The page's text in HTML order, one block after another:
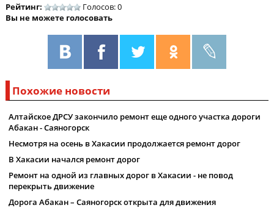
Рейтинг:
Голосов: 0
Вы не можете голосовать
Похожие новости
Алтайское ДРСУ закончило ремонт еще одного участка дороги
Абакан - Саяногорск
Несмотря на осень в Хакасии продолжается ремонт дорог
В Хакасии начался ремонт дорог
Ремонт на одной из главных дорог в Хакасии - не повод
перекрыть движение
Дорога Абакан – Саяногорск открыта для движения